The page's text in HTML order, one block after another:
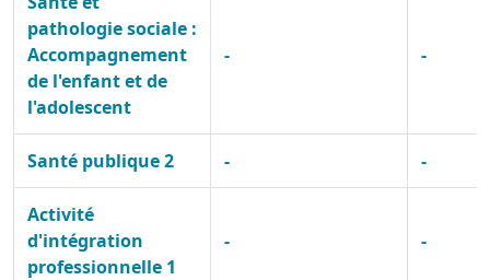
pathologie sociale :
Accompagnement
de l'enfant et de
l'adolescent
- -
Santé publique 2 - -
Activité
d'intégration
professionnelle 1
- -